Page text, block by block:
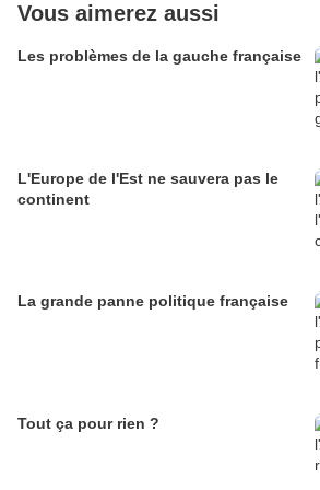
Vous aimerez aussi
Les problèmes de la gauche française
L'Europe de l'Est ne sauvera pas le
continent
La grande panne politique française
Tout ça pour rien ?